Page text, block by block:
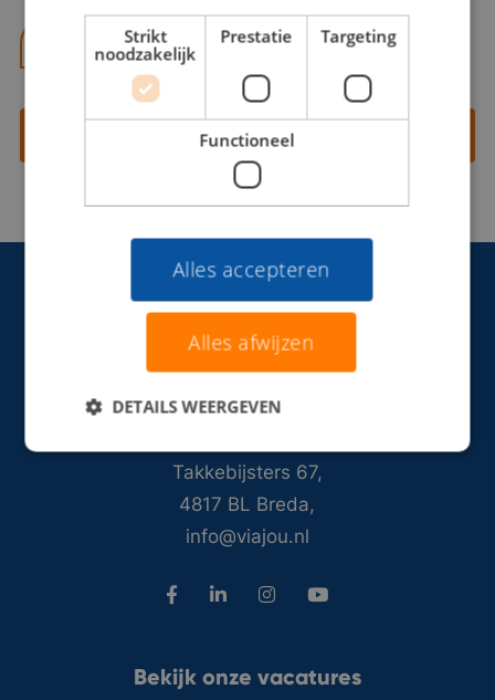
06 13 28 62 71
Contact opnemen
Takkebijsters 67,
4817 BL Breda,
info@viajou.nl
Bekijk onze vacatures
Strikt
noodzakelijk
Prestatie Targeting
Functioneel
Alles accepteren
Alles afwijzen
DETAILS WEERGEVEN